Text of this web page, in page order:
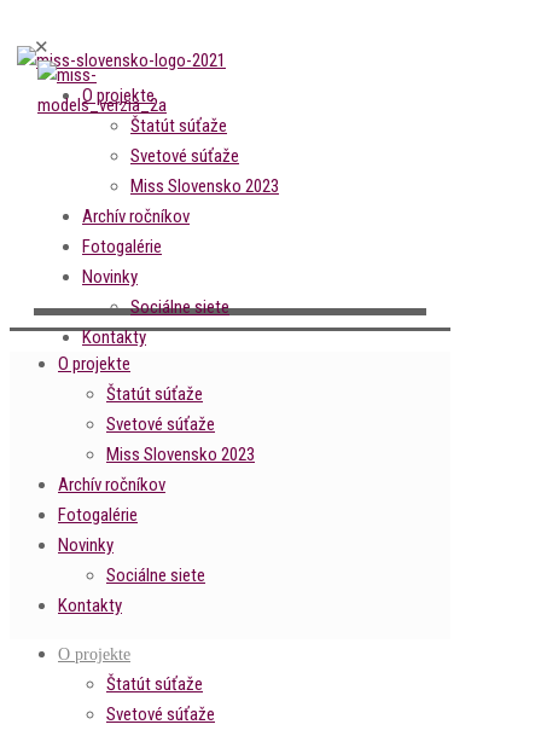
✕
O projekte
Štatút súťaže
Svetové súťaže
Miss Slovensko 2023
Archív ročníkov
Fotogalérie
Novinky
Sociálne siete
Kontakty
O projekte
Štatút súťaže
Svetové súťaže
Miss Slovensko 2023
Archív ročníkov
Fotogalérie
Novinky
Sociálne siete
Kontakty
O projekte
Štatút súťaže
Svetové súťaže